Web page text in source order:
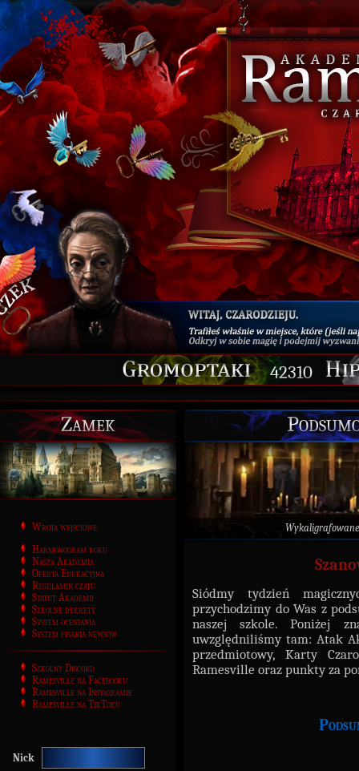
42310
Zamek
Wrota wejściowe
Harmonogram roku
Nasza Akademia
Oferta Edukacyjna
Regulamin czatu
Statut Akademii
Szkolne dekrety
System oceniania
System pisania newsów
Szkolny Discord
Ramesville na Facebooku
Ramesville na Instagramie
Ramesville na TikToku
Nick
Siódmy tydzień
przychodzimy do Was z
naszej szkole. Poniżej
uwzględniliśmy tam: Atak
przedmiotowy, Karty
Ramesville oraz punkty za